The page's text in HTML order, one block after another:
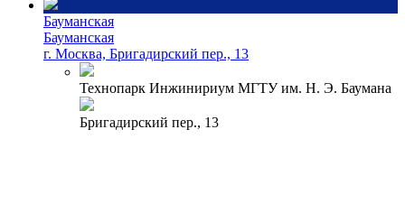
Бауманская
Бауманская
г. Москва, Бригадирский пер., 13
Технопарк Инжинириум МГТУ им. Н. Э. Баумана
Бригадирский пер., 13